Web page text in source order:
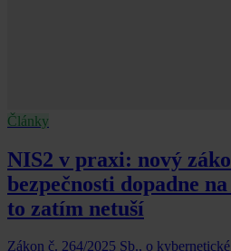
Články
NIS2 v praxi: nový
bezpečnosti dopadne
to zatím netuší
Zákon č. 264/2025 Sb., o